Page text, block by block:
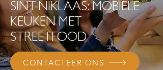
SINT-NIKLAAS: MOBIELE
KEUKEN MET
STREETFOOD
CONTACTEER ONS